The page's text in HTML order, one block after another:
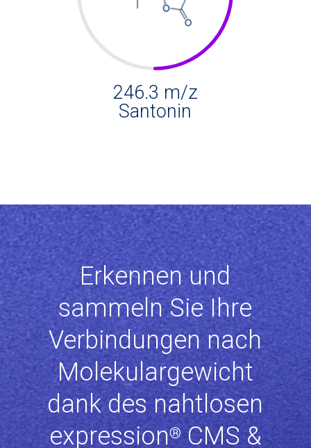
246.3 m/z
Santonin
Erkennen und
sammeln Sie Ihre
Verbindungen nach
Molekulargewicht
dank des nahtlosen
expression® CMS &